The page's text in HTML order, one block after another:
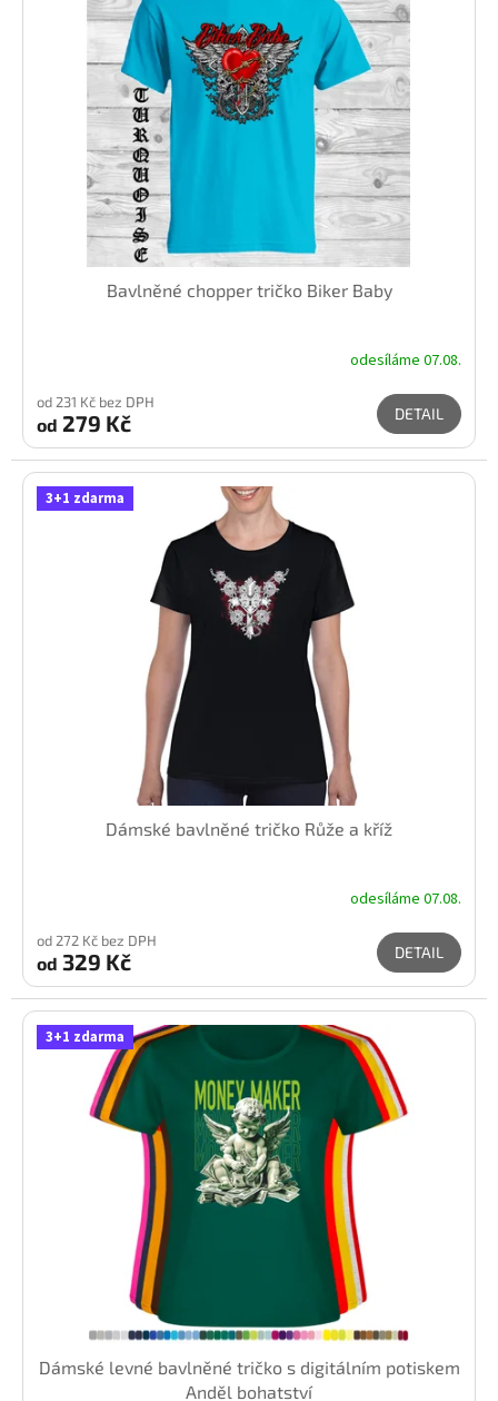
Bavlněné chopper tričko Biker Baby
odesíláme 07.08.
od 231 Kč bez DPH
od 279 Kč DETAIL
3+1 zdarma
Dámské bavlněné tričko Růže a kříž
odesíláme 07.08.
od 272 Kč bez DPH
od 329 Kč DETAIL
3+1 zdarma
Dámské levné bavlněné tričko s digitálním potiskem
Anděl bohatství